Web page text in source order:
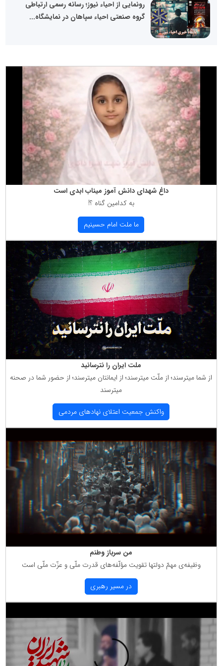
رونمایی از احیاء نیوز؛ رسانه رسمی ارتباطی
گروه صنعتی احیاء سپاهان در نمایشگاه...
داغ شهدای دانش آموز میناب ابدی است
به كدامین گناه ؟!
ما ملت امام حسینیم
ملت ایران را نترسانید
از شما میترسند؛ از ملّت میترسند؛ از ایمانتان میترسند؛ از حضور شما در صحنه
میترسند
واكنش جمعیت اعتلای نهادهای مردمی
من سرباز وطنم
وظیفه‌ی مهمّ دولتها تقویت مؤلّفه‌های قدرت ملّی و عزّت ملّی است
در مسیر رهبری